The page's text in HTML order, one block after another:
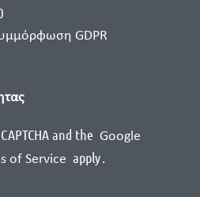
GDPR
and the Google
of Service apply.